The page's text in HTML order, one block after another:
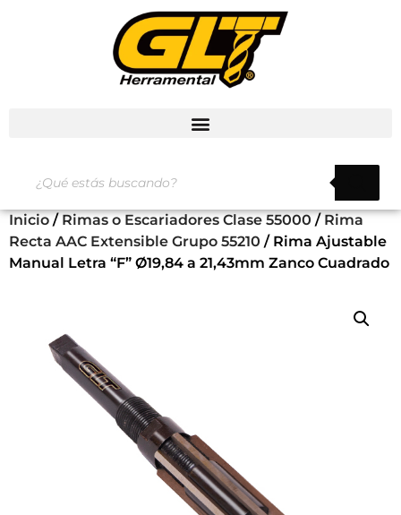
Inicio / Rimas o Escariadores Clase 55000 / Rima
Recta AAC Extensible Grupo 55210 / Rima Ajustable
Manual Letra “F” Ø19,84 a 21,43mm Zanco Cuadrado